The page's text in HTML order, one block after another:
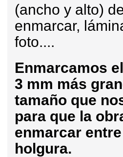
(ancho y alto)
enmarcar,
foto....
Enmarcamos
3 mm más
tamaño que
para que la
enmarcar
holgura.